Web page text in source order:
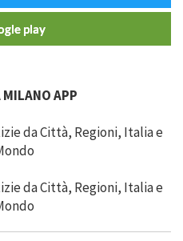
play
MILANO APP